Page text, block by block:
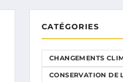
CATÉGORIES
CHANGEMENTS
CONSERVATION DE